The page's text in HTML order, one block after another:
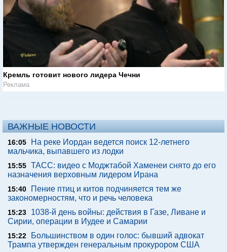
Кремль готовит нового лидера Чечни
Реклама
ВАЖНЫЕ НОВОСТИ
16:05
На реке Иордан ведется поиск 12-летнего
мальчика, выпавшего из лодки
15:55 ТАСС: видео с Моджтабой Хаменеи снято до его
назначения верховным лидером Ирана
15:40
Пение птиц и китов подчиняется тем же
закономерностям, что и речь человека
15:23
1038-й день войны: действия в Газе, Ливане и
Сирии, операции в Иудее и Самарии
15:22
Большинством в один голос: бывший адвокат
Трампа утвержден генеральным прокурором США